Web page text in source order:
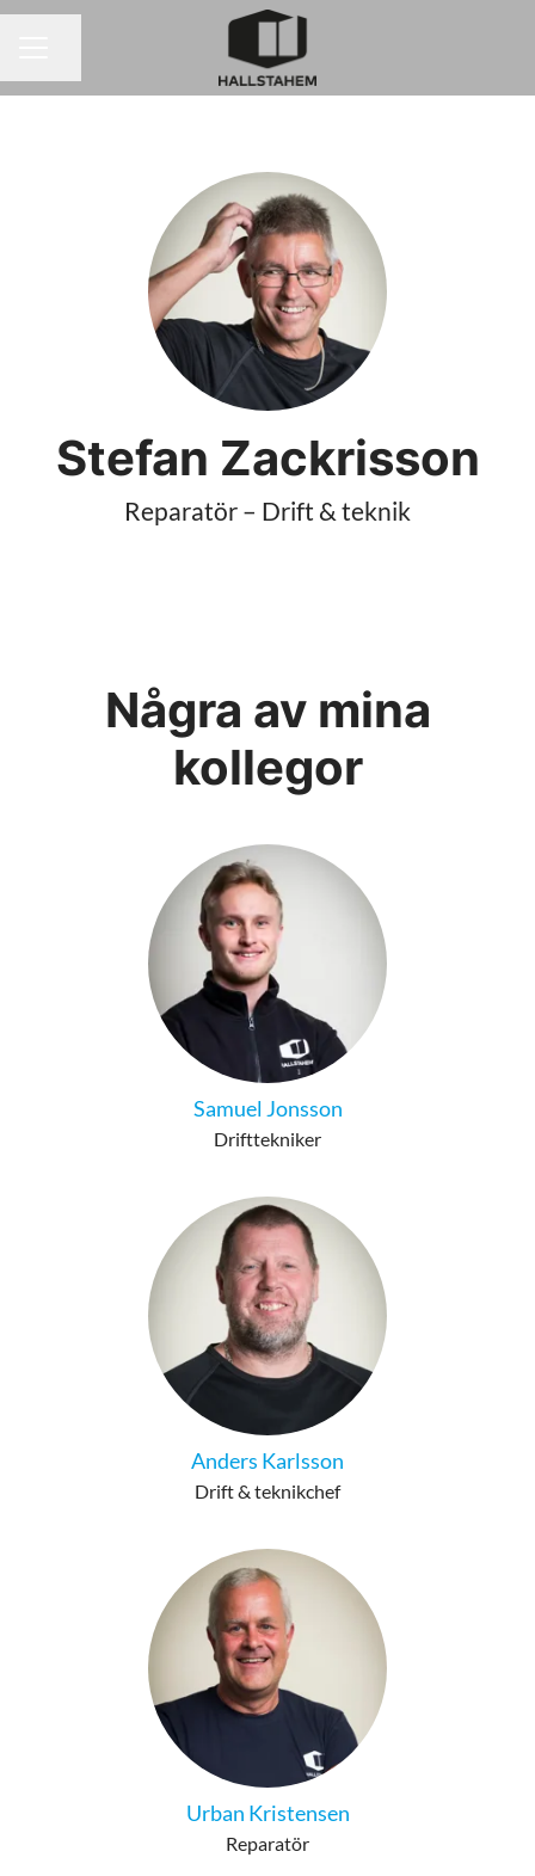
Stefan Zackrisson
Reparatör – Drift & teknik
Några av mina
kollegor
Samuel Jonsson
Drifttekniker
Anders Karlsson
Drift & teknikchef
Urban Kristensen
Reparatör